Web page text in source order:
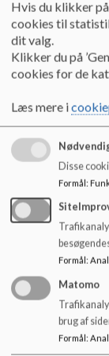
tilfredsstilles, både
vigtigt at barnet/
samhørighed
nysgerrighed og
kompetencer og
og motorisk.
Med relation
gennem
sin identitet og
arbejder med
børnenes
Vi tror på, at børn
I relation til
Ved at blive
Hvis du klikker
cookies til
dit valg.
Klikker du på
cookies for de
Læs mere i
Disse
Formål:
Formål :
Matomo
brug af
Formål: